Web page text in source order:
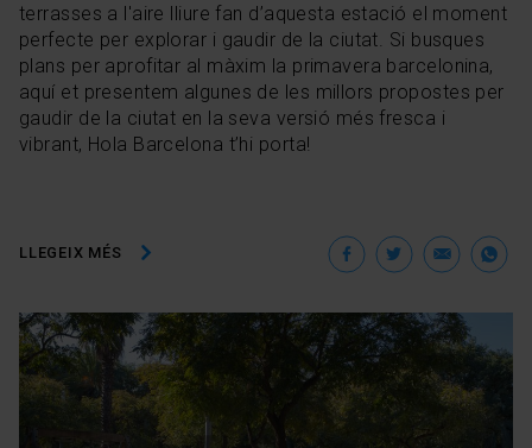
terrasses a l'aire lliure fan d’aquesta estació el moment
perfecte per explorar i gaudir de la ciutat. Si busques
plans per aprofitar al màxim la primavera barcelonina,
aquí et presentem algunes de les millors propostes per
gaudir de la ciutat en la seva versió més fresca i
vibrant, Hola Barcelona t’hi porta!
LLEGEIX MÉS Facebook
Twitter